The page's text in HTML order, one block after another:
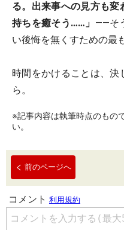
る。出来事への見方も
持ちを癒そう……」 ――そ
い後悔を無くすための最
時間をかけることは、
ら。
※記事内容は執筆時点のもの
い。
前のページへ